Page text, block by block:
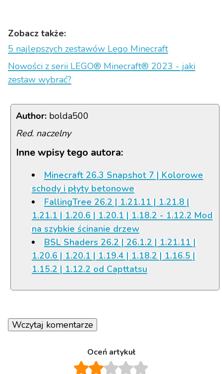
Zobacz także:
5 najlepszych zestawów Lego Minecraft
Nowości z serii LEGO® Minecraft® 2023 - jaki
zestaw wybrać?
Author: bolda500
Red. naczelny
Inne wpisy tego autora:
Minecraft 26.3 Snapshot 7 | Kolorowe
schody i płyty betonowe
FallingTree 26.2 | 1.21.11 | 1.21.8 |
1.21.1 | 1.20.6 | 1.20.1 | 1.18.2 - 1.12.2 Mod
na szybkie ścinanie drzew
BSL Shaders 26.2 | 26.1.2 | 1.21.11 |
1.20.6 | 1.20.1 | 1.19.4 | 1.18.2 | 1.16.5 |
1.15.2 | 1.12.2 od Capttatsu
Wczytaj komentarze
Oceń artykuł